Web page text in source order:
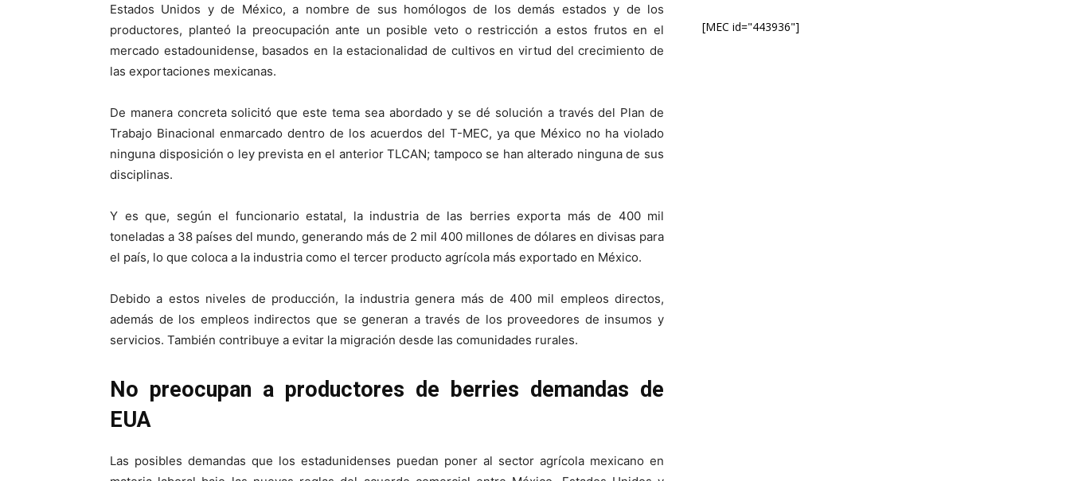
Estados Unidos y de México, a nombre de sus homólogos de los demás estados y de los
productores, planteó la preocupación ante un posible veto o restricción a estos frutos en el
mercado estadounidense, basados en la estacionalidad de cultivos en virtud del crecimiento de
las exportaciones mexicanas.
De manera concreta solicitó que este tema sea abordado y se dé solución a través del Plan de
Trabajo Binacional enmarcado dentro de los acuerdos del T-MEC, ya que México no ha violado
ninguna disposición o ley prevista en el anterior TLCAN; tampoco se han alterado ninguna de sus
disciplinas.
Y es que, según el funcionario estatal, la industria de las berries exporta más de 400 mil
toneladas a 38 países del mundo, generando más de 2 mil 400 millones de dólares en divisas para
el país, lo que coloca a la industria como el tercer producto agrícola más exportado en México.
Debido a estos niveles de producción, la industria genera más de 400 mil empleos directos,
además de los empleos indirectos que se generan a través de los proveedores de insumos y
servicios. También contribuye a evitar la migración desde las comunidades rurales.
No preocupan a productores de berries demandas de
EUA
Las posibles demandas que los estadunidenses puedan poner al sector agrícola mexicano en
[MEC id="443936"]